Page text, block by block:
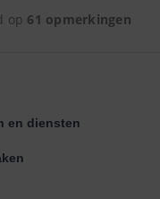
op 61 opmerkingen
en diensten